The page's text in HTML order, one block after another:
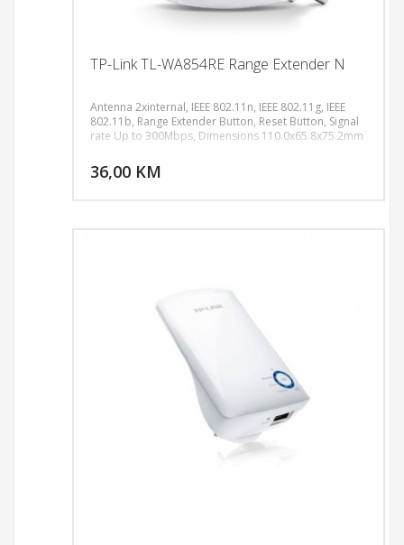
TP-Link TL-WA854RE Range Extender N
Antenna 2xinternal, IEEE 802.11n, IEEE 802.11g, IEEE
802.11b, Range Extender Button, Reset Button, Signal
rate Up to 300Mbps, Dimensions 110.0x65.8x75.2mm
36,00 KM